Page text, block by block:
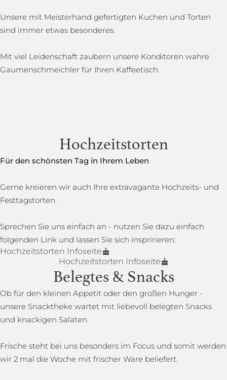
Unsere mit Meisterhand gefertigten Kuchen und Torten
sind immer etwas besonderes.
Mit viel Leidenschaft zaubern unsere Konditoren wahre
Gaumenschmeichler für Ihren Kaffeetisch.
Hochzeitstorten
Für den schönsten Tag in Ihrem Leben
Gerne kreieren wir auch Ihre extravagante Hochzeits- und
Festtagstorten.
Sprechen Sie uns einfach an - nutzen Sie dazu einfach
folgenden Link und lassen Sie sich inspririeren:
Hochzeitstorten Infoseite
Hochzeitstorten Infoseite
Belegtes & Snacks
Ob für den kleinen Appetit oder den großen Hunger -
unsere Snacktheke wartet mit liebevoll belegten Snacks
und knackigen Salaten.
Frische steht bei uns besonders im Focus und somit werden
wir 2 mal die Woche mit frischer Ware beliefert.